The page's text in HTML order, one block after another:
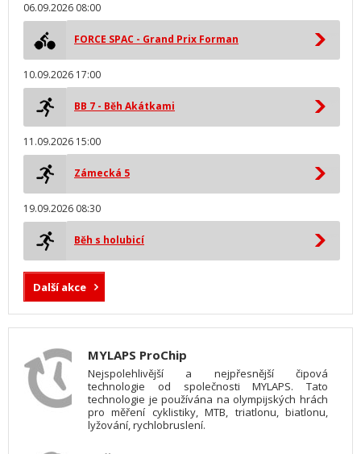
06.09.2026 08:00
FORCE SPAC - Grand Prix Forman
10.09.2026 17:00
BB 7 - Běh Akátkami
11.09.2026 15:00
Zámecká 5
19.09.2026 08:30
Běh s holubicí
Další akce
MYLAPS ProChip
Nejspolehlivější a nejpřesnější čipová
technologie od společnosti MYLAPS. Tato
technologie je používána na olympijských hrách
pro měření cyklistiky, MTB, triatlonu, biatlonu,
lyžování, rychlobruslení.